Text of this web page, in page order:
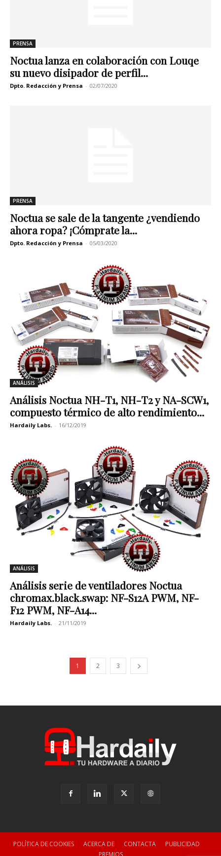
PRENSA
Noctua lanza en colaboración con Louqe
su nuevo disipador de perfil...
Dpto. Redacción y Prensa - 02/07/2020
PRENSA
Noctua se sale de la tangente ¿vendiendo
ahora ropa? ¡Cómprate la...
Dpto. Redacción y Prensa - 05/03/2020
ANÁLISIS
Análisis Noctua NH-T1, NH-T2 y NA-SCW1,
compuesto térmico de alto rendimiento...
Hardaily Labs. - 16/12/2019
ANÁLISIS
Análisis serie de ventiladores Noctua
chromax.black.swap: NF-S12A PWM, NF-
F12 PWM, NF-A14...
Hardaily Labs. - 21/11/2019
1 2 3
POLÍTICA DE COOKIES ACERCA DE CONTACTA
PUBLICIDAD
PREMIOS